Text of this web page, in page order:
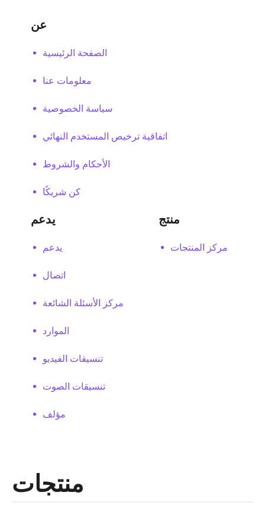
عن
الصفحة الرئيسية
معلومات عنا
سياسة الخصوصية
اتفاقية ترخيص المستخدم النهائي
الأحكام والشروط
كن شريكًا
يدعم
يدعم
اتصال
مركز الأسئلة الشائعة
الموارد
تنسيقات الفيديو
تنسيقات الصوت
مؤلف
منتج
مركز المنتجات
منتجات